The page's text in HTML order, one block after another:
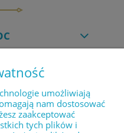
umożliwiają
nam dostosować
zaakceptować
tych plików i